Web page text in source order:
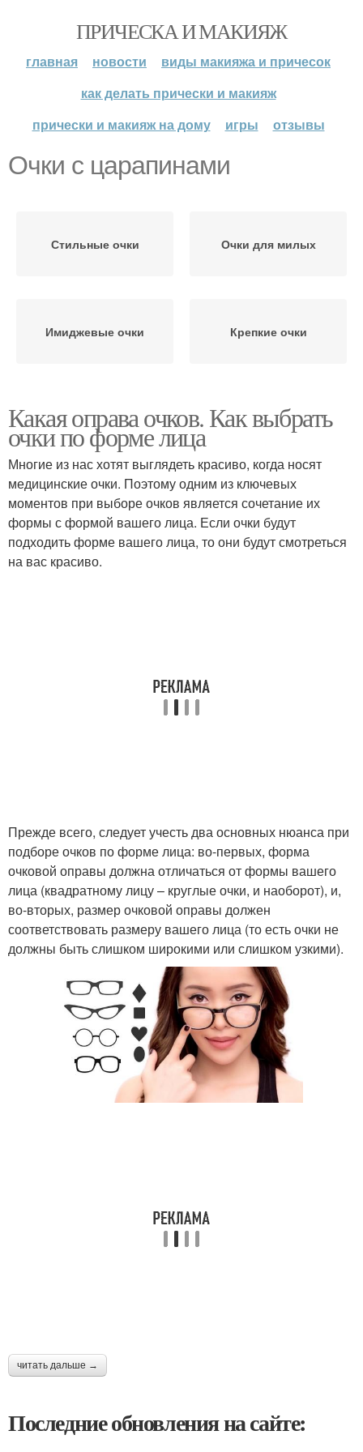
ПРИЧЕСКА И МАКИЯЖ
главная новости
виды макияжа и причесок
как делать прически и макияж
прически и макияж на дому
игры отзывы
Очки с царапинами
Стильные очки Очки для милых
Имиджевые очки Крепкие очки
Какая оправа очков. Как выбрать
очки по форме лица
Многие из нас хотят выглядеть красиво, когда носят
медицинские очки. Поэтому одним из ключевых
моментов при выборе очков является сочетание их
формы с формой вашего лица. Если очки будут
подходить форме вашего лица, то они будут смотреться
на вас красиво.
Прежде всего, следует учесть два основных нюанса при
подборе очков по форме лица: во-первых, форма
очковой оправы должна отличаться от формы вашего
лица (квадратному лицу – круглые очки, и наоборот), и,
во-вторых, размер очковой оправы должен
соответствовать размеру вашего лица (то есть очки не
должны быть слишком широкими или слишком узкими).
читать дальше →
Последние обновления на сайте: